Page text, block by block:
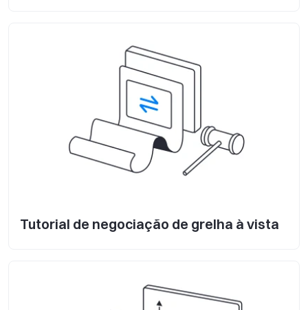
Tutorial de negociação de grelha à vista